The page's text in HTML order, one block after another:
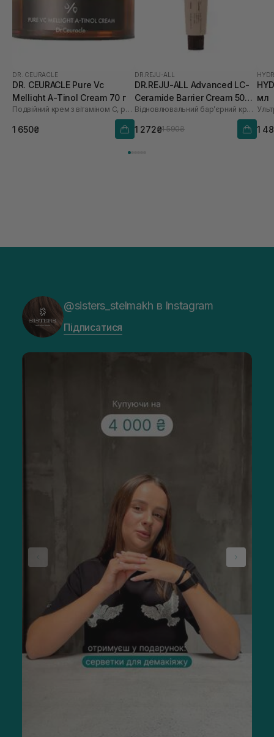
DR. CEURACLE
DR. CEURACLE Pure Vc
Mellight A-Tinol Cream 70 г
Подвійний крем з вітаміном С, ретинолом і керамідами
1 650₴
DR.REJU-ALL
DR.REJU-ALL Advanced LC-
Ceramide Barrier Cream 50
мл
Відновлювальний бар’єрний крем з керамідами
1 272₴1 590₴
мл
1
@sisters_stelmakh в Instagram
Підписатися